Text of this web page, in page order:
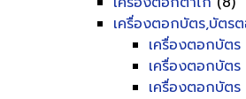
เครื่องตอกบัตร,บัตร
เครื่องตอกบัต
เครื่องตอกบัตร
เครื่องตอกบัตร